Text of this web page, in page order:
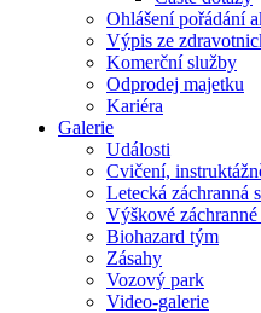
Ohlášení pořádání
Výpis ze
Komerční služby
Odprodej majetku
Kariéra
Galerie
Události
Cvičení,
Letecká záchranná
Výškové
Biohazard tým
Zásahy
Vozový park
Video-galerie